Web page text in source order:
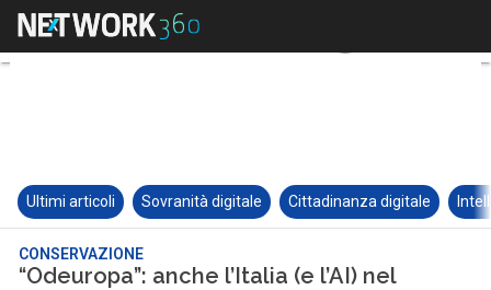
Ultimi articoli Sovranità digitale Cittadinanza digitale
CONSERVAZIONE
“Odeuropa”: anche l’Italia (e l’AI) nel